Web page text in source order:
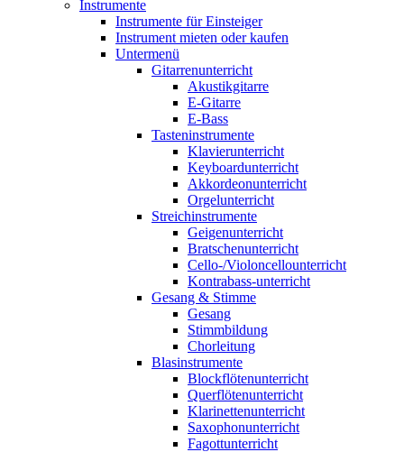
Instrumente
Instrumente für Einsteiger
Instrument mieten oder kaufen
Untermenü
Gitarrenunterricht
Akustikgitarre
E-Gitarre
E-Bass
Tasteninstrumente
Klavierunterricht
Keyboardunterricht
Akkordeonunterricht
Orgelunterricht
Streichinstrumente
Geigenunterricht
Bratschenunterricht
Cello-/Violoncellounterricht
Kontrabass-unterricht
Gesang & Stimme
Gesang
Stimmbildung
Chorleitung
Blasinstrumente
Blockflötenunterricht
Querflötenunterricht
Klarinettenunterricht
Saxophonunterricht
Fagottunterricht